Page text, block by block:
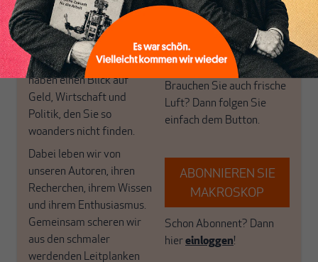
Perspektive und ist damit
in Deutschland einzigartig.
MAKROSKOP steht für
das große Ganze. Wir
haben einen Blick auf
Geld, Wirtschaft und
Politik, den Sie so
woanders nicht finden.
Dabei leben wir von
unseren Autoren, ihren
Recherchen, ihrem Wissen
und ihrem Enthusiasmus.
Gemeinsam scheren wir
aus den schmaler
werdenden Leitplanken
öffnen Fenster und
bringen frische Luft in die
engen und verstaubten
Debattenräume.
Brauchen Sie auch frische
Luft? Dann folgen Sie
einfach dem Button.
ABONNIEREN SIE
MAKROSKOP
Schon Abonnent? Dann
hiereinloggen!